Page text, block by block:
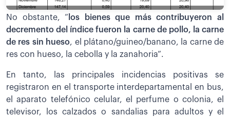
No obstante, “ los bienes que más contribuyeron al
decremento del índice fueron la carne de pollo, la carne
de res sin hueso, el plátano/guineo/banano, la carne de
res con hueso, la cebolla y la zanahoria”.
En tanto, las principales incidencias positivas se
registraron en el transporte interdepartamental en bus,
el aparato telefónico celular, el perfume o colonia, el
televisor, los calzados o sandalias para adultos y el